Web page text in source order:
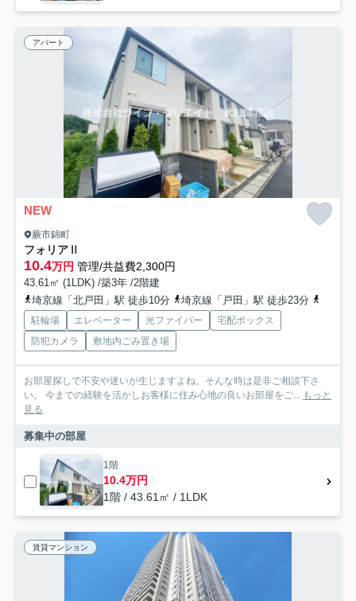
アパート
NEW
蕨市錦町
フォリアⅡ
10.4万円 管理/共益費2,300円
43.61㎡ (1LDK) /築3年 /2階建
埼京線「北戸田」駅 徒歩10分
埼京線「戸田」駅 徒歩23分
駐輪場 エレベーター 光ファイバー
宅配ボックス
防犯カメラ
敷地内ごみ置き場
お部屋探しで不安や迷いが生じますよね。そんな時は是非ご相談下さ
い。 今までの経験を活かしお客様に住み心地の良いお部屋をご... もっと
見る
募集中の部屋
1階
10.4万円
1階 / 43.61㎡ / 1LDK
賃貸マンション